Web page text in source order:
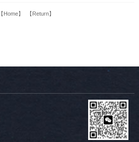
【Home】 【Return】